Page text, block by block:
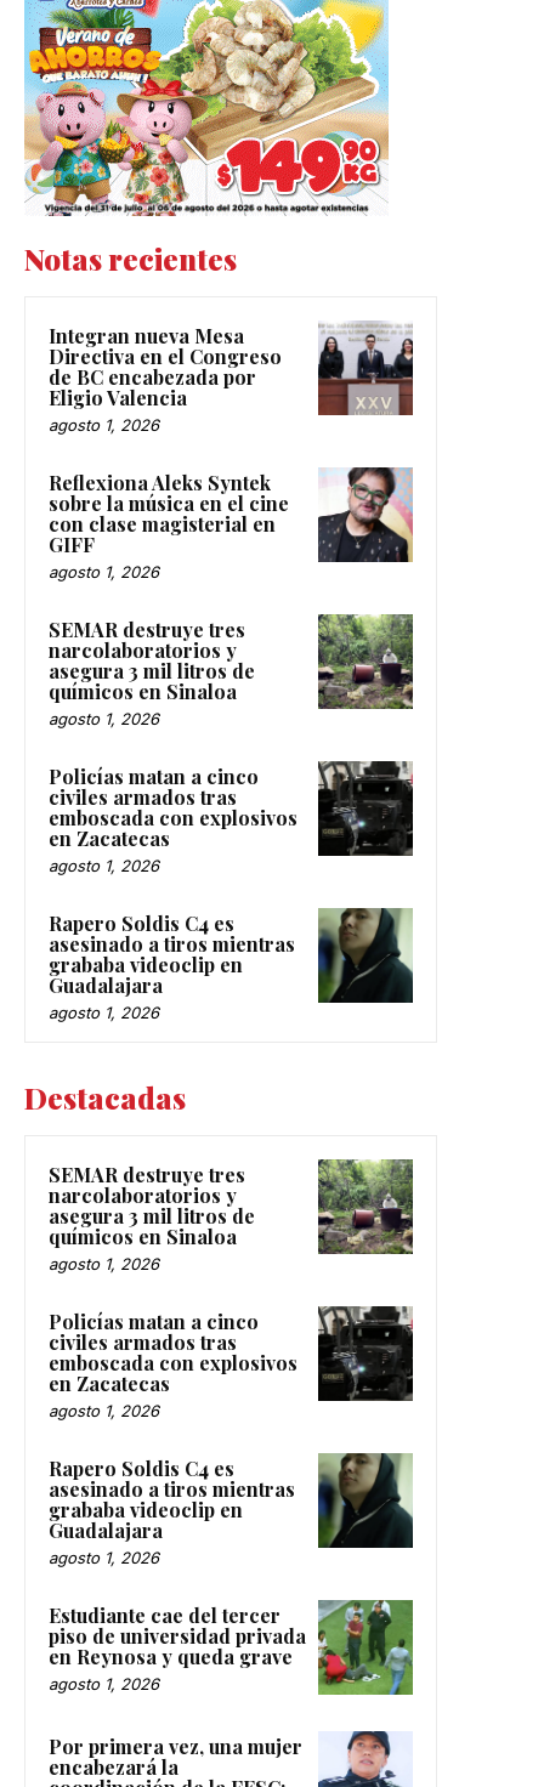
Notas recientes
Integran nueva Mesa
Directiva en el Congreso
de BC encabezada por
Eligio Valencia
agosto 1, 2026
Reflexiona Aleks Syntek
sobre la música en el cine
con clase magisterial en
GIFF
agosto 1, 2026
SEMAR destruye tres
narcolaboratorios y
asegura 3 mil litros de
químicos en Sinaloa
agosto 1, 2026
Policías matan a cinco
civiles armados tras
emboscada con explosivos
en Zacatecas
agosto 1, 2026
Rapero Soldis C4 es
asesinado a tiros mientras
grababa videoclip en
Guadalajara
agosto 1, 2026
Destacadas
SEMAR destruye tres
narcolaboratorios y
asegura 3 mil litros de
químicos en Sinaloa
agosto 1, 2026
Policías matan a cinco
civiles armados tras
emboscada con explosivos
en Zacatecas
agosto 1, 2026
Rapero Soldis C4 es
asesinado a tiros mientras
grababa videoclip en
Guadalajara
agosto 1, 2026
Estudiante cae del tercer
piso de universidad privada
en Reynosa y queda grave
agosto 1, 2026
Por primera vez, una mujer
encabezará la